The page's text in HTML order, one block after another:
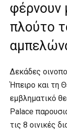
φέρνουν
πλούτο
Δεκάδες
Ήπειρο και τη
εμβληματικό
Palace
τις 8 οινικές